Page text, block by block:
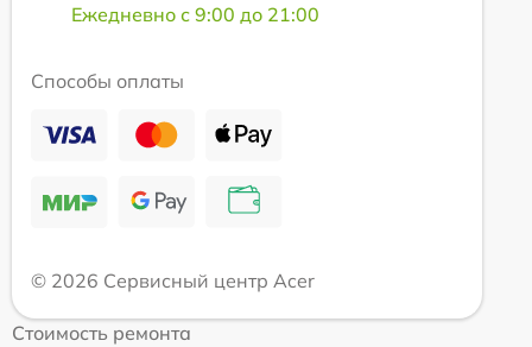
Ежедневно с 9:00 до 21:00
Способы оплаты
© 2026 Сервисный центр Acer
Стоимость ремонта